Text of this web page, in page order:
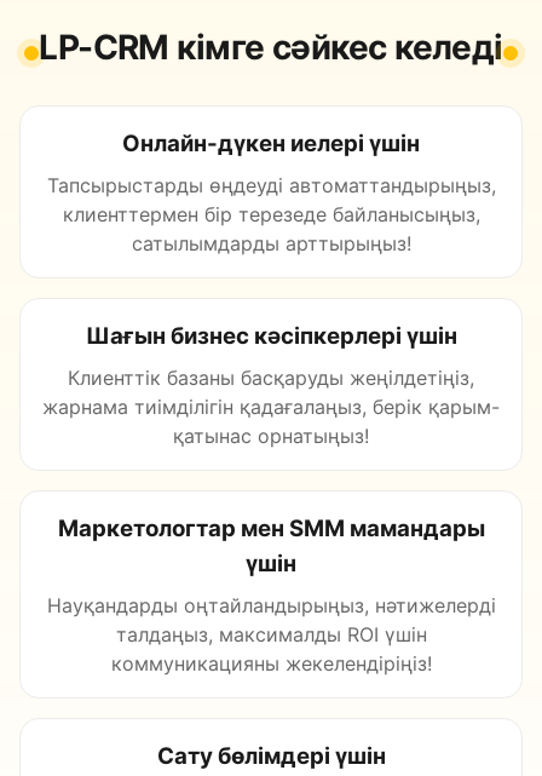
LP-CRM кімге сәйкес келеді
Онлайн-дүкен иелері үшін
Тапсырыстарды өңдеуді автоматтандырыңыз,
клиенттермен бір терезеде байланысыңыз,
сатылымдарды арттырыңыз!
Шағын бизнес кәсіпкерлері үшін
Клиенттік базаны басқаруды жеңілдетіңіз,
жарнама тиімділігін қадағалаңыз, берік қарым-
қатынас орнатыңыз!
Маркетологтар мен SMM мамандары
үшін
Науқандарды оңтайландырыңыз, нәтижелерді
талдаңыз, максималды ROI үшін
коммуникацияны жекелендіріңіз!
Сату бөлімдері үшін